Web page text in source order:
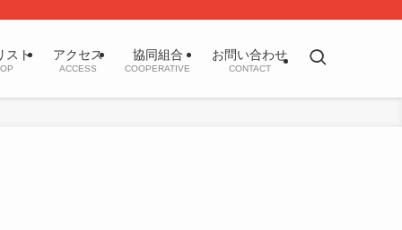
スト アクセス
ACCESS
協同組合
COOPERATIVE
お問い合わせ
CONTACT